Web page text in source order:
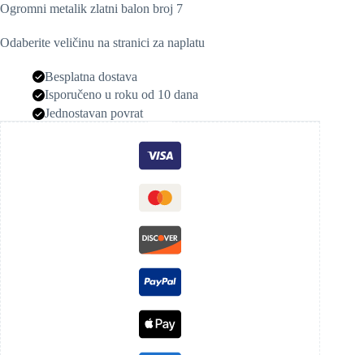
Ogromni metalik zlatni balon broj 7
Odaberite veličinu na stranici za naplatu
Besplatna dostava
Isporučeno u roku od 10 dana
Jednostavan povrat